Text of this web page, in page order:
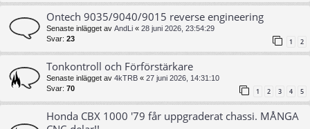
Ontech 9035/9040/9015 reverse engineering
Senaste inlägget av AndLi « 28 juni 2026, 23:54:29
Svar: 23 1 2
Tonkontroll och Förförstärkare
Senaste inlägget av 4kTRB « 27 juni 2026, 14:31:10
Svar: 70 1 2 3 4 5
Honda CBX 1000 '79 får uppgraderat chassi. MÅNGA